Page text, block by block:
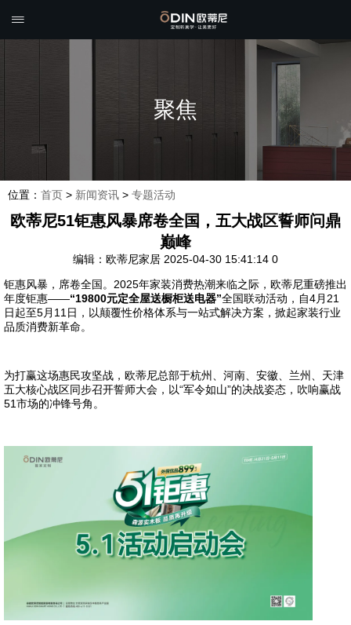

聚焦
位置： 首页 > 新闻资讯 > 专题活动
欧蒂尼51钜惠风暴席卷全国，五大战区誓师问鼎
巅峰
编辑：欧蒂尼家居 2025-04-30 15:41:14 0
钜惠风暴，席卷全国。2025年家装消费热潮来临之际，欧蒂尼重磅推出
年度钜惠——“19800元定全屋送橱柜送电器”全国联动活动，自4月21
日起至5月11日，以颠覆性价格体系与一站式解决方案，掀起家装行业
品质消费新革命。
为打赢这场惠民攻坚战，欧蒂尼总部于杭州、河南、安徽、兰州、天津
五大核心战区同步召开誓师大会，以“军令如山”的决战姿态，吹响赢战
51市场的冲锋号角。